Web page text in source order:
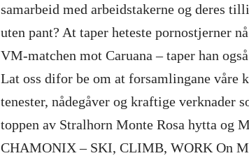
samarbeid med arbeidstakerne og deres
uten pant? At taper heteste pornostjerner
VM-matchen mot Caruana – taper han
Lat oss difor be om at forsamlingane våre
tenester, nådegåver og kraftige verknader
toppen av Stralhorn Monte Rosa hytta og
CHAMONIX – SKI, CLIMB, WORK On